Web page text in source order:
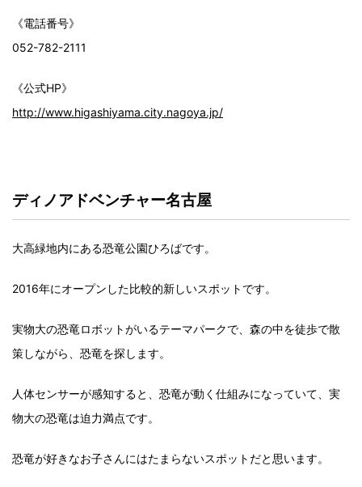
《電話番号》
052-782-2111
《公式HP》
http://www.higashiyama.city.nagoya.jp/
ディノアドベンチャー名古屋
大高緑地内にある恐竜公園ひろばです。
2016年にオープンした比較的新しいスポットです。
実物大の恐竜ロボットがいるテーマパークで、森の中を徒歩で散
策しながら、恐竜を探します。
人体センサーが感知すると、恐竜が動く仕組みになっていて、実
物大の恐竜は迫力満点です。
恐竜が好きなお子さんにはたまらないスポットだと思います。